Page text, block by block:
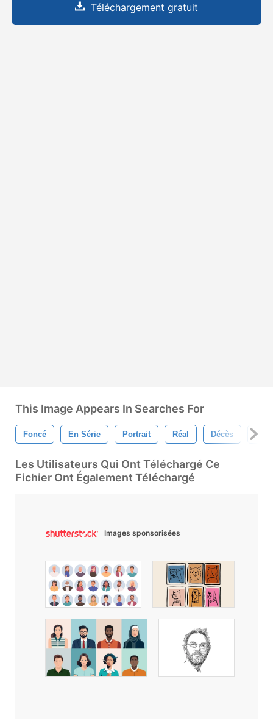
Téléchargement gratuit
This Image Appears In Searches For
Foncé En Série Portrait Réal Décès Du
Les Utilisateurs Qui Ont Téléchargé Ce
Fichier Ont Également Téléchargé
Images sponsorisées